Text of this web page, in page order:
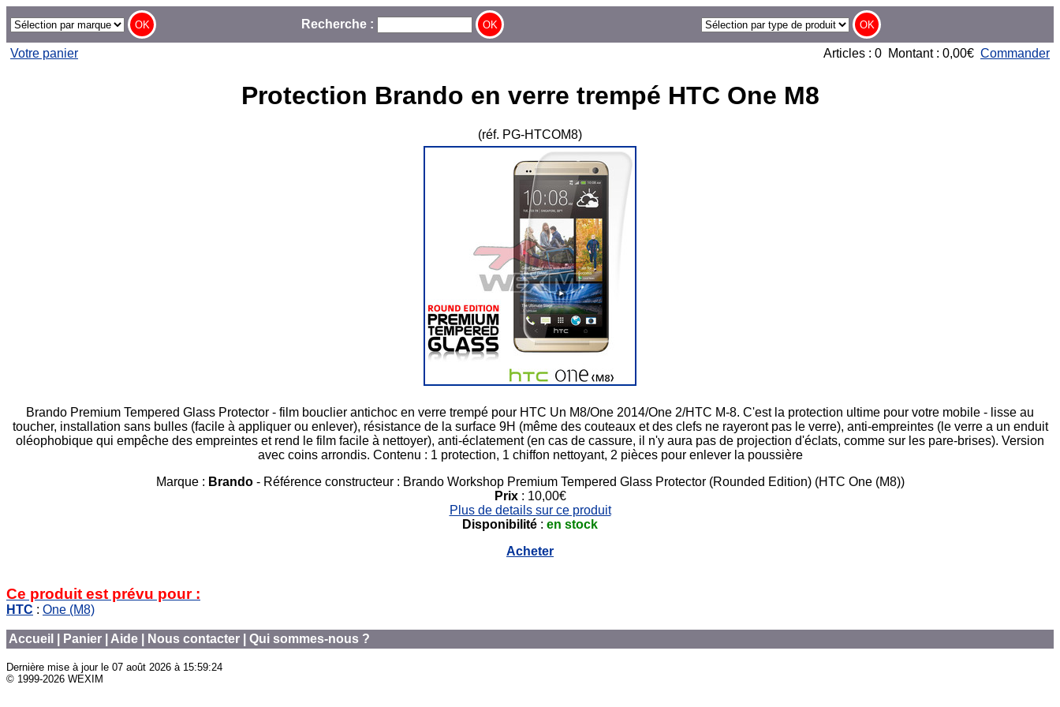
Recherche :
Votre panier Articles : 0 Montant : 0,00€ Commander
Protection Brando en verre trempé HTC One M8
(réf. PG-HTCOM8)
Brando Premium Tempered Glass Protector - film bouclier antichoc en verre trempé pour HTC Un M8/One 2014/One 2/HTC M-8. C'est la protection ultime pour votre mobile - lisse au
toucher, installation sans bulles (facile à appliquer ou enlever), résistance de la surface 9H (même des couteaux et des clefs ne rayeront pas le verre), anti-empreintes (le verre a un enduit
oléophobique qui empêche des empreintes et rend le film facile à nettoyer), anti-éclatement (en cas de cassure, il n'y aura pas de projection d'éclats, comme sur les pare-brises). Version
avec coins arrondis. Contenu : 1 protection, 1 chiffon nettoyant, 2 pièces pour enlever la poussière
Marque : Brando- Référence constructeur : Brando Workshop Premium Tempered Glass Protector (Rounded Edition) (HTC One (M8))
Prix: 10,00€
Plus de details sur ce produit
Disponibilité : en stock
Acheter
Ce produit est prévu pour :
HTC : One (M8)
Accueil Panier Aide Nous contacter Qui sommes-nous ?
Dernière mise à jour le 07 août 2026 à 15:59:24
© 1999-2026 WEXIM